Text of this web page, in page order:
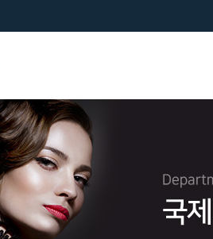
학과안내
실습실소개
학과특성화
기숙사안내
입학안내
행사 및 자랑거리